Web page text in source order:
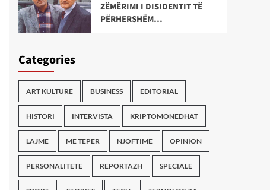
ZËMËRIMI I DISIDENTIT TË
PËRHERSHËM…
Categories
ART KULTURE BUSINESS EDITORIAL
HISTORI INTERVISTA KRIPTOMONEDHAT
LAJME ME TEPER NJOFTIME OPINION
PERSONALITETE REPORTAZH SPECIALE